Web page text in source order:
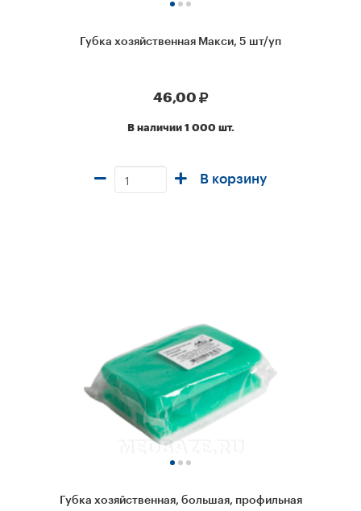
Губка хозяйственная Макси, 5 шт/уп
46,00
В наличии 1 000 шт.
В корзину
Губка хозяйственная, большая, профильная